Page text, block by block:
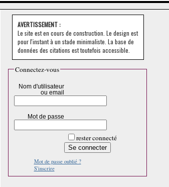
AVERTISSEMENT :
Le site est en cours de construction. Le design est
pour l'instant à un stade minimaliste. La base de
données des citations est toutefois accessible.
Connectez-vous
Nom d'utilisateur
ou email
Mot de passe
rester connecté
Mot de passe oublié ?
S'inscrire